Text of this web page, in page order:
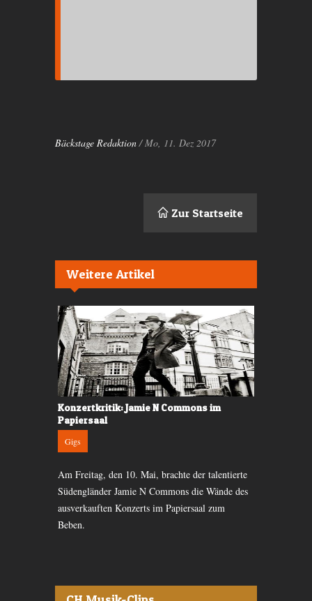
Bäckstage Redaktion/ Mo, 11. Dez 2017
Zur Startseite
Weitere Artikel
Konzertkritik: Jamie N Commons im
Papiersaal
Gigs
Am Freitag, den 10. Mai, brachte der talentierte
Südengländer Jamie N Commons die Wände des
ausverkauften Konzerts im Papiersaal zum
Beben.